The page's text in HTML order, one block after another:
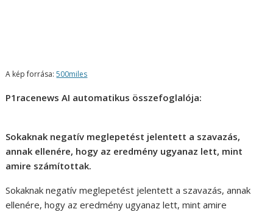
A kép forrása:500miles
P1racenews AI automatikus összefoglalója:
Sokaknak negatív meglepetést jelentett a szavazás,
annak ellenére, hogy az eredmény ugyanaz lett, mint
amire számítottak.
Sokaknak negatív meglepetést jelentett a szavazás, annak
ellenére, hogy az eredmény ugyanaz lett, mint amire